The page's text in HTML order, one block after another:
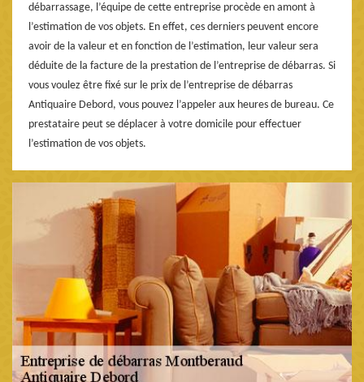
débarrassage, l’équipe de cette entreprise procède en amont à
l’estimation de vos objets. En effet, ces derniers peuvent encore
avoir de la valeur et en fonction de l’estimation, leur valeur sera
déduite de la facture de la prestation de l’entreprise de débarras. Si
vous voulez être fixé sur le prix de l’entreprise de débarras
Antiquaire Debord, vous pouvez l’appeler aux heures de bureau. Ce
prestataire peut se déplacer à votre domicile pour effectuer
l’estimation de vos objets.